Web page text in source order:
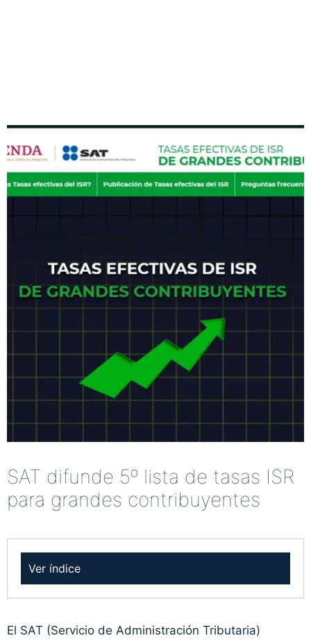
SAT difunde 5º lista de tasas ISR
para grandes contribuyentes
Ver índice
El SAT (Servicio de Administración Tributaria)